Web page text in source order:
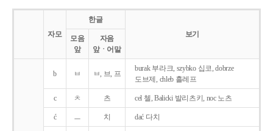
자모
한글
보기
모음
앞
자음
앞ㆍ어말
b ㅂ ㅂ, 브, 프
burak 부라크, szybko 십코, dobrze
도브제, chleb 흘레프
c ㅊ 츠 cel 첼, Balicki 발리츠키, noc 노츠
ć ㅡ 치 dać 다치